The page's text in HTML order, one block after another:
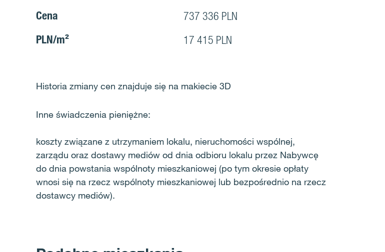
Cena 737 336 PLN
PLN/m² 17 415 PLN
Historia zmiany cen znajduje się na makiecie 3D
Inne świadczenia pieniężne:
koszty związane z utrzymaniem lokalu, nieruchomości wspólnej,
zarządu oraz dostawy mediów od dnia odbioru lokalu przez Nabywcę
do dnia powstania wspólnoty mieszkaniowej (po tym okresie opłaty
wnosi się na rzecz wspólnoty mieszkaniowej lub bezpośrednio na rzecz
dostawcy mediów).